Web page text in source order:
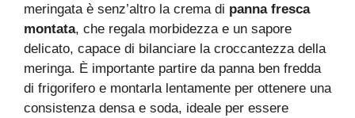
meringata è senz’altro la crema di panna fresca
montata, che regala morbidezza e un sapore
delicato, capace di bilanciare la croccantezza della
meringa. È importante partire da panna ben fredda
di frigorifero e montarla lentamente per ottenere una
consistenza densa e soda, ideale per essere